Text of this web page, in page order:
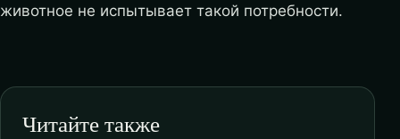
животное не испытывает такой потребности.
Читайте также